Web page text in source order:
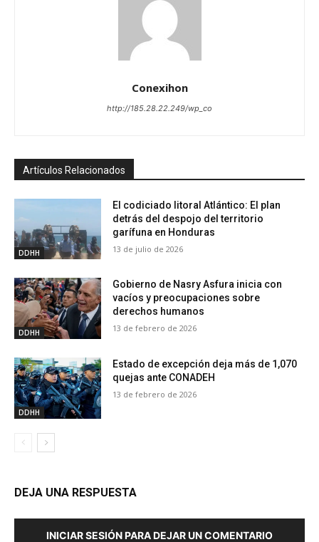
Conexihon
http://185.28.22.249/wp_co
Artículos Relacionados
DDHH
El codiciado litoral Atlántico: El plan
detrás del despojo del territorio
garífuna en Honduras
13 de julio de 2026
DDHH
Gobierno de Nasry Asfura inicia con
vacíos y preocupaciones sobre
derechos humanos
13 de febrero de 2026
DDHH
Estado de excepción deja más de 1,070
quejas ante CONADEH
13 de febrero de 2026
DEJA UNA RESPUESTA
INICIAR SESIÓN PARA DEJAR UN COMENTARIO